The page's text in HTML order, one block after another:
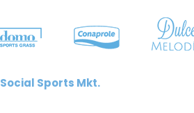
Social Sports Mkt.